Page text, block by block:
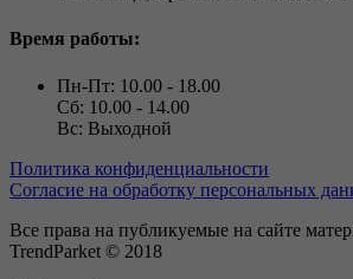
Время работы:
Пн-Пт: 10.00 - 18.00
Сб: 10.00 - 14.00
Вс: Выходной
Политика конфиденциальности
Согласие на обработку персональных
Все права на публикуемые на сайте
TrendParket © 2018